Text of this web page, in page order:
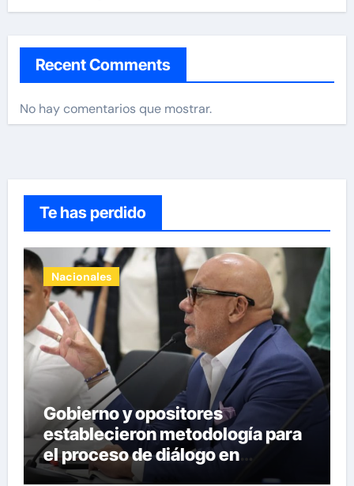
Recent Comments
No hay comentarios que mostrar.
Te has perdido
Nacionales
Gobierno y opositores
establecieron metodología para
el proceso de diálogo en
Venezuela